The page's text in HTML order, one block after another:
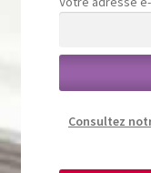
Consultez